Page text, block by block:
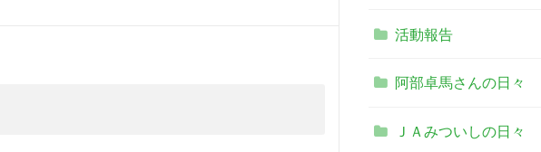
活動報告
阿部卓馬さんの日々
ＪＡみついしの日々